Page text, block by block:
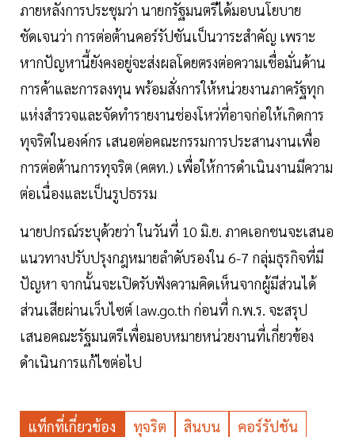
ภายหลังการประชุมว่า นายกรัฐมนตรีได้มอบนโยบาย
ชัดเจนว่า การต่อต้านคอร์รัปชันเป็นวาระสำคัญ เพราะ
หากปัญหานี้ยังคงอยู่จะส่งผลโดยตรงต่อความเชื่อมั่นด้าน
การค้าและการลงทุน พร้อมสั่งการให้หน่วยงานภาครัฐทุก
แห่งสำรวจและจัดทำรายงานช่องโหว่ที่อาจก่อให้เกิดการ
ทุจริตในองค์กร เสนอต่อคณะกรรมการประสานงานเพื่อ
การต่อต้านการทุจริต (คตท.) เพื่อให้การดำเนินงานมีความ
ต่อเนื่องและเป็นรูปธรรม
นายปกรณ์ระบุด้วยว่า ในวันที่ 10 มิ.ย. ภาคเอกชนจะเสนอ
แนวทางปรับปรุงกฎหมายลำดับรองใน 6-7 กลุ่มธุรกิจที่มี
ปัญหา จากนั้นจะเปิดรับฟังความคิดเห็นจากผู้มีส่วนได้
ส่วนเสียผ่านเว็บไซต์ law.go.th ก่อนที่ ก.พ.ร. จะสรุป
เสนอคณะรัฐมนตรีเพื่อมอบหมายหน่วยงานที่เกี่ยวข้อง
ดำเนินการแก้ไขต่อไป
แท็กที่เกี่ยวข้อง ทุจริต สินบน
คอร์รัปชัน